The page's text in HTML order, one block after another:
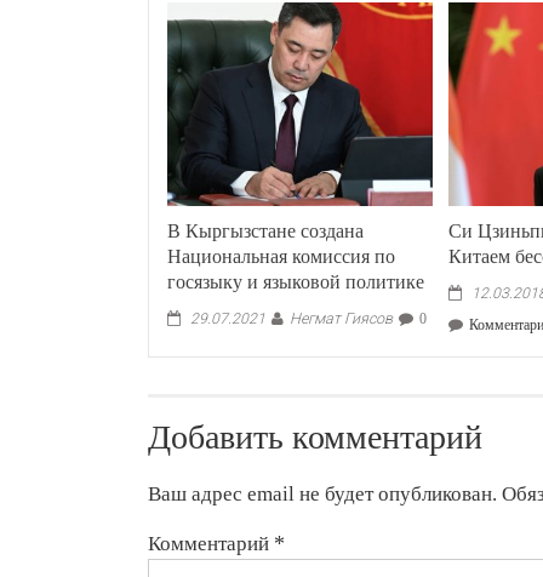
В Кыргызстане создана
Национальная комиссия по
госязыку и языковой политике
29.07.2021 Негмат Гиясов 0
Си
Китаем
Добавить комментарий
Ваш адрес email не будет опубликован.
Комментарий *